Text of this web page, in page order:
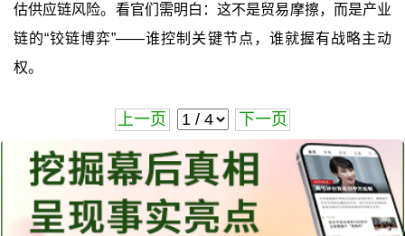
估供应链风险。看官们需明白：这不是贸易摩擦，而是产业
链的“铰链博弈”——谁控制关键节点，谁就握有战略主动
权。
上一页 下一页